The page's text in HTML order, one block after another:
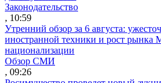
Законодательство
, 10:59
Утренний обзор за 6 августа:
иностранной техники и рост рынка
национализации
Обзор СМИ
, 09:26